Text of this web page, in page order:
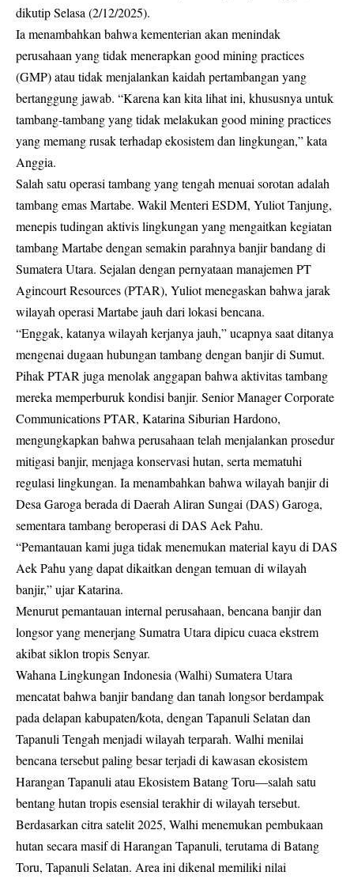
dikutip Selasa (2/12/2025).
Ia menambahkan bahwa kementerian akan menindak
perusahaan yang tidak menerapkan good mining practices
(GMP) atau tidak menjalankan kaidah pertambangan yang
bertanggung jawab. “Karena kan kita lihat ini, khususnya untuk
tambang-tambang yang tidak melakukan good mining practices
yang memang rusak terhadap ekosistem dan lingkungan,” kata
Anggia.
Salah satu operasi tambang yang tengah menuai sorotan adalah
tambang emas Martabe. Wakil Menteri ESDM, Yuliot Tanjung,
menepis tudingan aktivis lingkungan yang mengaitkan kegiatan
tambang Martabe dengan semakin parahnya banjir bandang di
Sumatera Utara. Sejalan dengan pernyataan manajemen PT
Agincourt Resources (PTAR), Yuliot menegaskan bahwa jarak
wilayah operasi Martabe jauh dari lokasi bencana.
“Enggak, katanya wilayah kerjanya jauh,” ucapnya saat ditanya
mengenai dugaan hubungan tambang dengan banjir di Sumut.
Pihak PTAR juga menolak anggapan bahwa aktivitas tambang
mereka memperburuk kondisi banjir. Senior Manager Corporate
Communications PTAR, Katarina Siburian Hardono,
mengungkapkan bahwa perusahaan telah menjalankan prosedur
mitigasi banjir, menjaga konservasi hutan, serta mematuhi
regulasi lingkungan. Ia menambahkan bahwa wilayah banjir di
Desa Garoga berada di Daerah Aliran Sungai (DAS) Garoga,
sementara tambang beroperasi di DAS Aek Pahu.
“Pemantauan kami juga tidak menemukan material kayu di DAS
Aek Pahu yang dapat dikaitkan dengan temuan di wilayah
banjir,” ujar Katarina.
Menurut pemantauan internal perusahaan, bencana banjir dan
longsor yang menerjang Sumatra Utara dipicu cuaca ekstrem
akibat siklon tropis Senyar.
Wahana Lingkungan Indonesia (Walhi) Sumatera Utara
mencatat bahwa banjir bandang dan tanah longsor berdampak
pada delapan kabupaten/kota, dengan Tapanuli Selatan dan
Tapanuli Tengah menjadi wilayah terparah. Walhi menilai
bencana tersebut paling besar terjadi di kawasan ekosistem
Harangan Tapanuli atau Ekosistem Batang Toru—salah satu
bentang hutan tropis esensial terakhir di wilayah tersebut.
Berdasarkan citra satelit 2025, Walhi menemukan pembukaan
hutan secara masif di Harangan Tapanuli, terutama di Batang
Toru, Tapanuli Selatan. Area ini dikenal memiliki nilai